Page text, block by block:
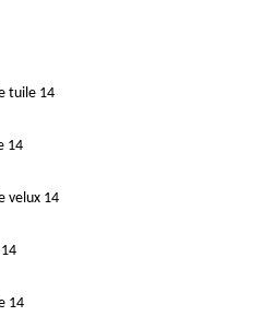
tuile 14
14
velux 14
14